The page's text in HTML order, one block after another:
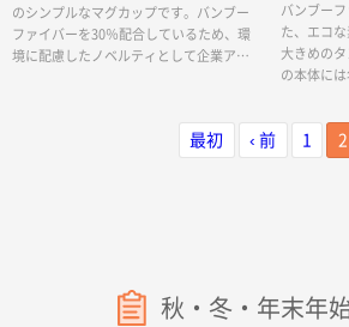
のシンプルなマグカップです。バンブー
ファイバーを30％配合しているため、環
境に配慮したノベルティとして企業アピ
バンブー
た、エコ
大きめの
の本体に
カラーア
最初 ‹ 前 1 2
秋・冬・年末年